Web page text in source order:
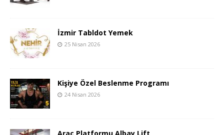
İzmir Tabldot Yemek
25 Nisan 2026
Kişiye Özel Beslenme Programı
24 Nisan 2026